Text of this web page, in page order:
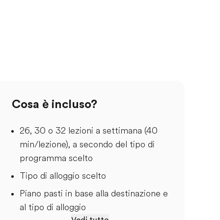
Cosa è incluso?
26, 30 o 32 lezioni a settimana (40
min/lezione), a secondo del tipo di
programma scelto
Tipo di alloggio scelto
Piano pasti in base alla destinazione e
al tipo di alloggio